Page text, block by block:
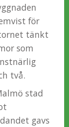
för
tänkt
som
två.
stad
gavs